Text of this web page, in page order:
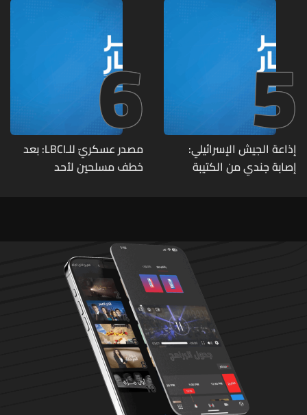
5
إذاعة الجيش الإسرائيلي:
إصابة جندي من الكتيبة
6
مصدر عسكريّ للـLBCI: بعد
خطف مسلحين لأحد
بملاحقتهم ونفّذ عمليات
دهم لتوقيفهم فأُفرج عن
العسكريّ المخطوف
والوحدات المختصة تعمل
على توقيف الخاطفين